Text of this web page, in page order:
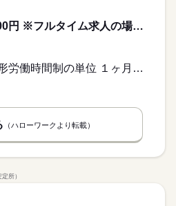
215,000円〜215,000円 ※フルタイム求人の場合は月額（換算額）、パート求人の場合は時間額を表示しています。
変形労働時間制 変形労働時間制の単位 １ヶ月単位 又は 10時00分〜21時00分の時間の間の8時間程度
（ハローワークより転載）
所）